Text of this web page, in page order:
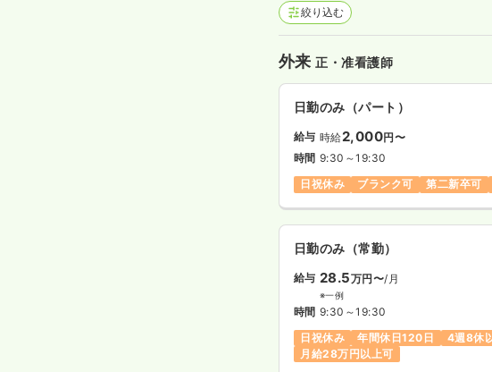
絞り込む
外来正・准看護師
日勤のみ（パート）
給与 時給2,000円〜
時間 9:30～19:30
日祝休み
ブランク可 第二新卒可
日勤のみ（常勤）
給与 28.5万円〜/月
※一例
時間 9:30～19:30
日祝休み
年間休日120日 4週8休
月給28万円以上可